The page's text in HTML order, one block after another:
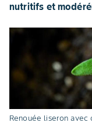
nutritifs et
Renouée liseron